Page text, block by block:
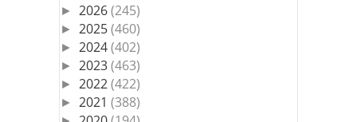
► 2026(245)
► 2025(460)
► 2024(402)
► 2023(463)
► 2022(422)
► 2021 (388)